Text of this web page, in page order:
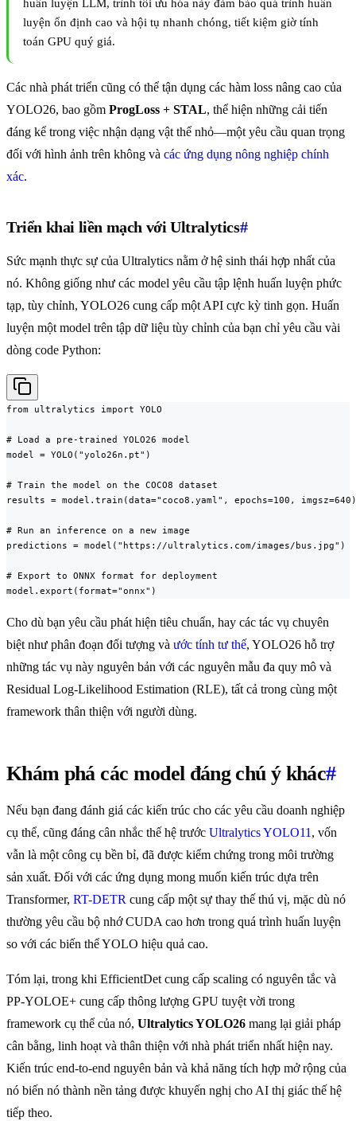
huấn luyện LLM, trình tối ưu hóa này đảm bảo quá trình huấn
luyện ổn định cao và hội tụ nhanh chóng, tiết kiệm giờ tính
toán GPU quý giá.
Các nhà phát triển cũng có thể tận dụng các hàm loss nâng cao của
YOLO26, bao gồm ProgLoss + STAL, thể hiện những cải tiến
đáng kể trong việc nhận dạng vật thể nhỏ—một yêu cầu quan trọng
đối với hình ảnh trên không và các ứng dụng nông nghiệp chính
xác.
Triển khai liền mạch với Ultralytics#
Sức mạnh thực sự của Ultralytics nằm ở hệ sinh thái hợp nhất của
nó. Không giống như các model yêu cầu tập lệnh huấn luyện phức
tạp, tùy chỉnh, YOLO26 cung cấp một API cực kỳ tinh gọn. Huấn
luyện một model trên tập dữ liệu tùy chỉnh của bạn chỉ yêu cầu vài
dòng code Python:
from ultralytics import YOLO
# Load a pre-trained YOLO26 model
model = YOLO("yolo26n.pt")
# Train the model on the COCO8 dataset
results = model.train(data="coco8.yaml", epochs=100, imgsz=640)
# Run an inference on a new image
predictions = model("https://ultralytics.com/images/bus.jpg")
# Export to ONNX format for deployment
model.export(format="onnx")
Cho dù bạn yêu cầu phát hiện tiêu chuẩn, hay các tác vụ chuyên
biệt như phân đoạn đối tượng và ước tính tư thế, YOLO26 hỗ trợ
những tác vụ này nguyên bản với các nguyên mẫu đa quy mô và
Residual Log-Likelihood Estimation (RLE), tất cả trong cùng một
framework thân thiện với người dùng.
Khám phá các model đáng chú ý khác#
Nếu bạn đang đánh giá các kiến trúc cho các yêu cầu doanh nghiệp
cụ thể, cũng đáng cân nhắc thế hệ trước Ultralytics YOLO11 , vốn
vẫn là một công cụ bền bỉ, đã được kiểm chứng trong môi trường
sản xuất. Đối với các ứng dụng mong muốn kiến trúc dựa trên
Transformer, RT-DETR cung cấp một sự thay thế thú vị, mặc dù nó
thường yêu cầu bộ nhớ CUDA cao hơn trong quá trình huấn luyện
so với các biến thể YOLO hiệu quả cao.
Tóm lại, trong khi EfficientDet cung cấp scaling có nguyên tắc và
PP-YOLOE+ cung cấp thông lượng GPU tuyệt vời trong
framework cụ thể của nó, Ultralytics YOLO26 mang lại giải pháp
cân bằng, linh hoạt và thân thiện với nhà phát triển nhất hiện nay.
Kiến trúc end-to-end nguyên bản và khả năng tích hợp mở rộng của
nó biến nó thành nền tảng được khuyến nghị cho AI thị giác thế hệ
tiếp theo.